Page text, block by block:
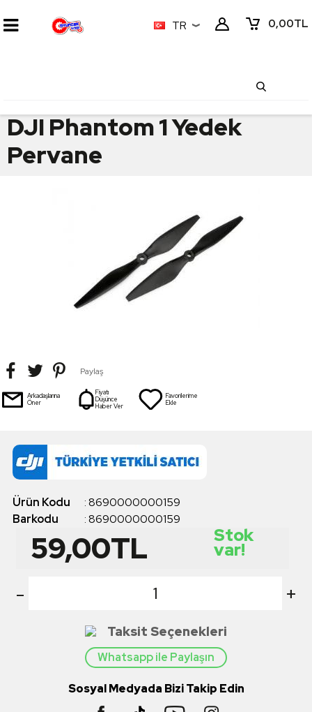
0,00TL
TR
DJI Phantom 1 Yedek
Pervane
Paylaş
Arkadaşlarına
Öner
Fiyatı
Düşünce
Haber Ver
Favorilerime
Ekle
Ürün Kodu :8690000000159
Barkodu
:8690000000159
59,00TL Stok
var!
- +
Taksit Seçenekleri
Whatsapp ile Paylaşın
Sosyal Medyada Bizi Takip Edin